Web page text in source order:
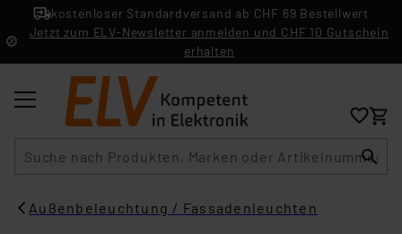
kostenloser Standardversand ab CHF 69 Bestellwert
Jetzt zum ELV-Newsletter anmelden und CHF 10 Gutschein
erhalten
Außenbeleuchtung / Fassadenleuchten